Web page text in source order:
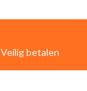
Veilig betalen